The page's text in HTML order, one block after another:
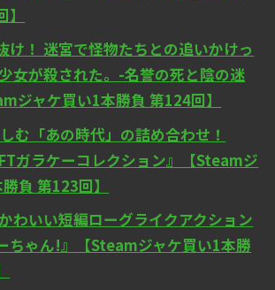
け！ 迷宮で怪物たちとの追いかけっ
女が殺された。-名誉の死と陰の迷
ジャケ買い1本勝負 第124回】
む「あの時代」の詰め合わせ！
ガラケーコレクション』【Steamジ
負 第123回】
わいい短編ローグライクアクション
ちゃん!』【Steamジャケ買い1本勝